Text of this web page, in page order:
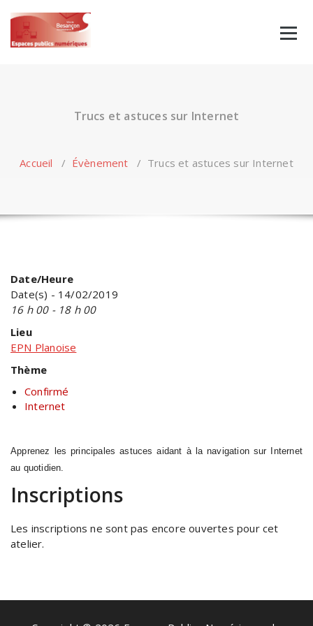
content
Trucs et astuces sur Internet
Accueil / Évènement / Trucs et astuces sur Internet
Date/Heure
Date(s) - 14/02/2019
16 h 00 - 18 h 00
Lieu
EPN Planoise
Thème
Confirmé
Internet
Apprenez les principales astuces aidant à la navigation sur Internet
au quotidien.
Inscriptions
Les inscriptions ne sont pas encore ouvertes pour cet
atelier.